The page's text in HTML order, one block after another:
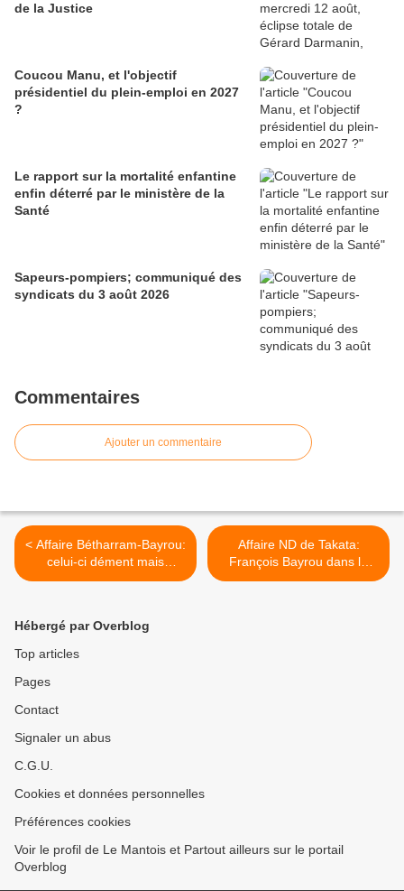
de la Justice
Coucou Manu, et l'objectif
présidentiel du plein-emploi en 2027
?
Le rapport sur la mortalité enfantine
enfin déterré par le ministère de la
Santé
Sapeurs-pompiers; communiqué des
syndicats du 3 août 2026
Commentaires
Ajouter un commentaire
< Affaire Bétharram-Bayrou:
celui-ci dément mais
Médiapart enfonce le clou
Affaire ND de Takata:
François Bayrou dans la
mouise? >
Hébergé par Overblog
Top articles
Pages
Contact
Signaler un abus
C.G.U.
Cookies et données personnelles
Préférences cookies
Voir le profil de Le Mantois et Partout ailleurs sur le portail
Overblog